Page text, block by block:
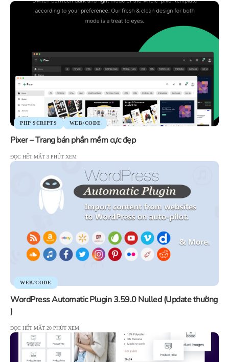
PHP SCRIPTS WEB/CODE
Pixer – Trang bán phần mềm cực đẹp
ĐỌC HẾT MẤT 3 PHÚT XEM
WEB/CODE
WordPress Automatic Plugin 3.59.0 Nulled (Update thường
)
ĐỌC HẾT MẤT 20 PHÚT XEM